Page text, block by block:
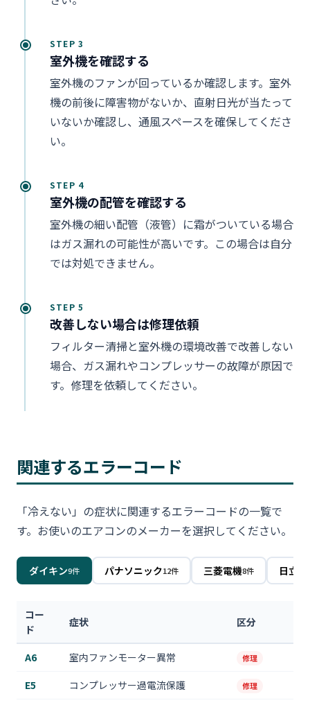
STEP 3
室外機を確認する
室外機のファンが回っているか確認します。室外
機の前後に障害物がないか、直射日光が当たって
いないか確認し、通風スペースを確保してくださ
い。
STEP 4
室外機の配管を確認する
室外機の細い配管（液管）に霜がついている場合
はガス漏れの可能性が高いです。この場合は自分
では対処できません。
STEP 5
改善しない場合は修理依頼
フィルター清掃と室外機の環境改善で改善しない
場合、ガス漏れやコンプレッサーの故障が原因で
す。修理を依頼してください。
関連するエラーコード
「冷えない」の症状に関連するエラーコードの一覧で
す。お使いのエアコンのメーカーを選択してください。
ダイキン9件 パナソニック12件 三菱電機8件 日立
コー
ド
症状 区分
A6 室内ファンモーター異常 修理
E5 コンプレッサー過電流保護 修理